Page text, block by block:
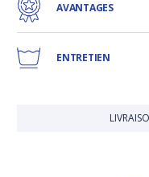
AVANTAGES
ENTRETIEN